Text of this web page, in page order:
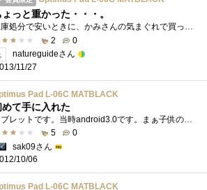
ょっと重かった・・・。
在庫処分で安いときに、かみさんの気まぐれで買って見たものの大きさに負けて僕のところへ。その当時使っていたSC-01C(通話もこれだった)の一台...
2
0
natureguideさん
11/27
Pad L-06C MATBLACK
めて手に入れた
5
0
sak09さん
10/06
Pad L-06C MATBLACK